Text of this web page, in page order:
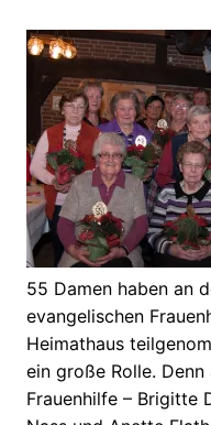
55 Damen haben an
evangelischen
Heimathaus
ein große Rolle.
Frauenhilfe – Brigitte